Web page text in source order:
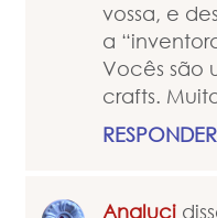
vossa, e
a
Vocês são
crafts.
RESPONDER
Analuci